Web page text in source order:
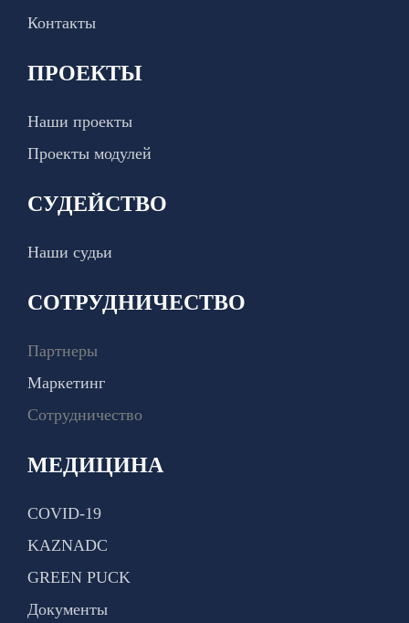
Контакты
ПРОЕКТЫ
Наши проекты
Проекты модулей
СУДЕЙСТВО
Наши судьи
СОТРУДНИЧЕСТВО
Партнеры
Маркетинг
Сотрудничество
МЕДИЦИНА
COVID-19
KAZNADC
GREEN PUCK
Документы